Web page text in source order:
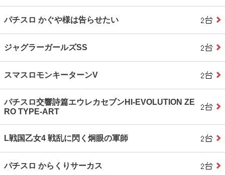
パチスロ かぐや様は告らせたい
ジャグラーガールズSS
スマスロモンキーターンV
パチスロ交響詩篇エウレカセブンHI‐EVOLUTION ZE
RO TYPE‐ART
L戦国乙女4 戦乱に閃く炯眼の軍師
パチスロ からくりサーカス